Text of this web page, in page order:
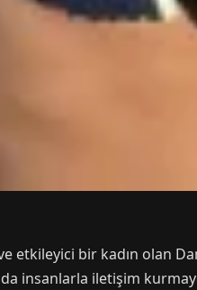
etkileyici bir kadın olan
insanlarla iletişim